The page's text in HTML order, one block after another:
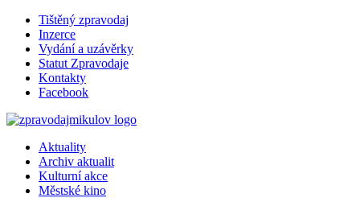
Tištěný zpravodaj
Inzerce
Vydání a uzávěrky
Statut Zpravodaje
Kontakty
Facebook
Aktuality
Archiv aktualit
Kulturní akce
Městské kino